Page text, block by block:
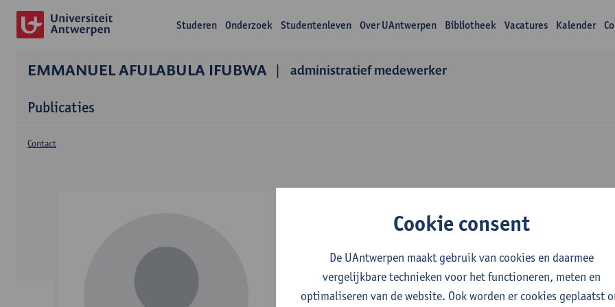
Studeren Onderzoek Studentenleven Over UAntwerpen Bibliotheek Vacatures Kalender
EMMANUEL AFULABULA IFUBWA administratief medewerker
Publicaties
Over Emmanuel
Ifubwa
Contact
Cookie consent
De UAntwerpen maakt gebruik van cookies en daarmee
vergelijkbare technieken voor het functioneren, meten en
optimaliseren van de website. Ook worden er cookies geplaatst